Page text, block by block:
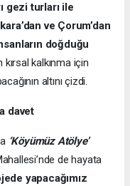
gezi turları ile
ve Çorum’dan
doğduğu
kırsal kalkınma için
altını çizdi.
davet
‘Köyümüz Atölye’
de hayata
yapacağımız